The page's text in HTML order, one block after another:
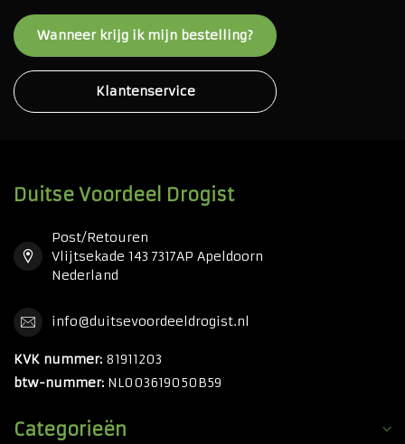
Wanneer krijg ik mijn bestelling?
Klantenservice
Duitse Voordeel Drogist
Post/Retouren
Vlijtsekade 143 7317AP Apeldoorn
Nederland
info@duitsevoordeeldrogist.nl
KVK nummer: 81911203
btw-nummer: NL003619050B59
Categorieën